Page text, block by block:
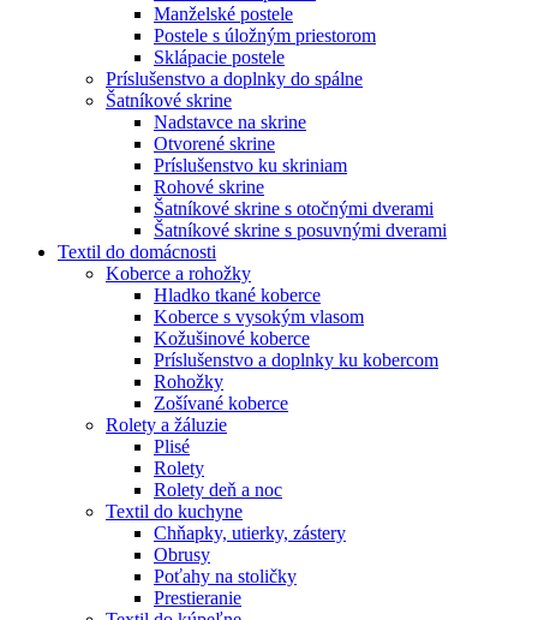
Manželské postele
Postele s úložným priestorom
Sklápacie postele
Príslušenstvo a doplnky do spálne
Šatníkové skrine
Nadstavce na skrine
Otvorené skrine
Príslušenstvo ku skriniam
Rohové skrine
Šatníkové skrine s otočnými dverami
Šatníkové skrine s posuvnými dverami
Textil do domácnosti
Koberce a rohožky
Hladko tkané koberce
Koberce s vysokým vlasom
Kožušinové koberce
Príslušenstvo a doplnky ku kobercom
Rohožky
Zošívané koberce
Rolety a žáluzie
Plisé
Rolety
Rolety deň a noc
Textil do kuchyne
Chňapky, utierky, zástery
Obrusy
Poťahy na stoličky
Prestieranie